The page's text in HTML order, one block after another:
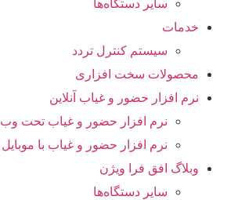
سایر دستگاه‌ها
خدمات
سیستم کنترل تردد
محصولات سخت افزاری
نرم افزار حضور و غیاب آنلاین
نرم افزار حضور و غیاب تحت وب
نرم افزار حضور و غیاب با موبایل
وبلاگ افق فرا ویژن
سایر دستگاه‌ها